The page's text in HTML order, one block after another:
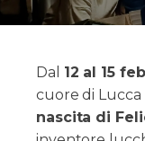
Dal 12 al 15
cuore di
nascita di